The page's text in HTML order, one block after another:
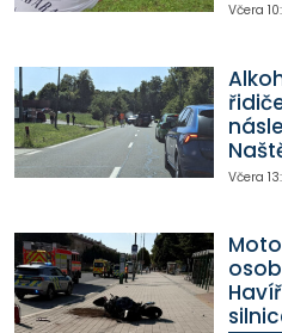
Včera
Včera